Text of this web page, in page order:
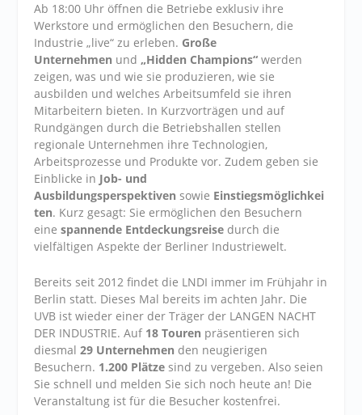
Ab 18:00 Uhr öffnen die Betriebe exklusiv ihre
Werkstore und ermöglichen den Besuchern, die
Industrie „live“ zu erleben. Große
Unternehmen und„Hidden Champions“werden
zeigen, was und wie sie produzieren, wie sie
ausbilden und welches Arbeitsumfeld sie ihren
Mitarbeitern bieten. In Kurzvorträgen und auf
Rundgängen durch die Betriebshallen stellen
regionale Unternehmen ihre Technologien,
Arbeitsprozesse und Produkte vor. Zudem geben sie
Einblicke in Job- und
Ausbildungsperspektiven sowie Einstiegsmöglichkei
ten. Kurz gesagt: Sie ermöglichen den Besuchern
einespannende Entdeckungsreise durch die
vielfältigen Aspekte der Berliner Industriewelt.
Bereits seit 2012 findet die LNDI immer im Frühjahr in
Berlin statt. Dieses Mal bereits im achten Jahr. Die
UVB ist wieder einer der Träger der LANGEN NACHT
DER INDUSTRIE. Auf 18 Touren präsentieren sich
diesmal29 Unternehmen den neugierigen
Besuchern. 1.200 Plätze sind zu vergeben. Also seien
Sie schnell und melden Sie sich noch heute an! Die
Veranstaltung ist für die Besucher kostenfrei.